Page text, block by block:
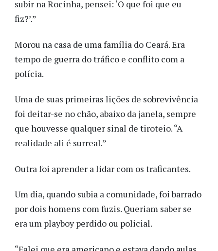
subir na Rocinha, pensei: ‘O que foi que eu
fiz?’.”
Morou na casa de uma família do Ceará. Era
tempo de guerra do tráfico e conflito com a
polícia.
Uma de suas primeiras lições de sobrevivência
foi deitar-se no chão, abaixo da janela, sempre
que houvesse qualquer sinal de tiroteio. “A
realidade ali é surreal.”
Outra foi aprender a lidar com os traficantes.
Um dia, quando subia a comunidade, foi barrado
por dois homens com fuzis. Queriam saber se
era um playboy perdido ou policial.